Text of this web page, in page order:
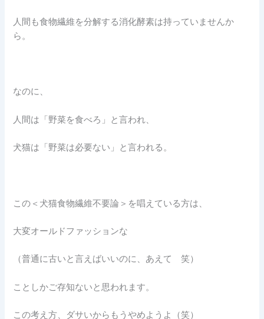
人間も食物繊維を分解する消化酵素は持っていませんか
ら。
なのに、
人間は「野菜を食べろ」と言われ、
犬猫は「野菜は必要ない」と言われる。
この＜犬猫食物繊維不要論＞を唱えている方は、
大変オールドファッションな
（普通に古いと言えばいいのに、あえて 笑）
ことしかご存知ないと思われます。
この考え方、ダサいからもうやめようよ（笑）